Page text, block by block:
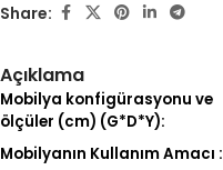
Share:
Açıklama
Mobilya konfigürasyonu ve
ölçüler (cm) (G*D*Y):
Mobilyanın Kullanım Amacı :